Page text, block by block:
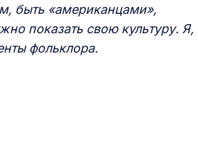
быть «американцами»,
показать свою культуру. Я,
фольклора.